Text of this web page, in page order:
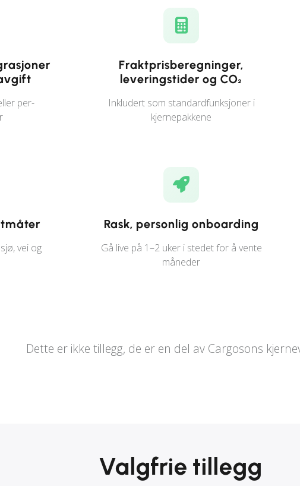
per-
Fraktprisberegninger,
leveringstider og CO₂
Inkludert som standardfunksjoner i
kjernepakkene
vei og
Rask, personlig onboarding
Gå live på 1–2 uker i stedet for å vente
måneder
Dette er ikke tillegg, de er en del av Cargosons
Valgfrie tillegg